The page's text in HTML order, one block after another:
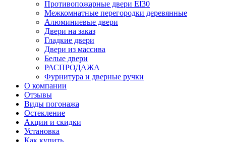
Противопожарные двери EI30
Межкомнатные перегородки деревянные
Алюминиевые двери
Двери на заказ
Гладкие двери
Двери из массива
Белые двери
РАСПРОДАЖА
Фурнитура и дверные ручки
О компании
Отзывы
Виды погонажа
Остекление
Акции и скидки
Установка
Как купить